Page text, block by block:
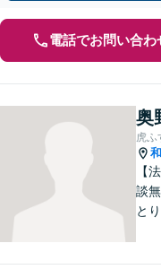
電話でお問い合わ
奥
虎ふ
【
談
と
た